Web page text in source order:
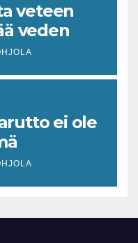
veteen
veden
ei ole
sekä